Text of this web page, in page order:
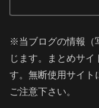
※当ブログの情報（
じます。まとめサイ
す。無断使用サイト
ご注意下さい。